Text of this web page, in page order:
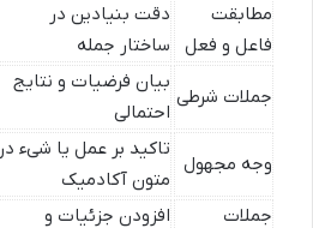
مطابقت
فاعل و فعل
دقت بنیادین در
ساختار جمله
جملات شرطی
بیان فرضیات و نتایج
احتمالی
وجه مجهول
تاکید بر عمل یا شیء در
متون آکادمیک
جملات
افزودن جزئیات و